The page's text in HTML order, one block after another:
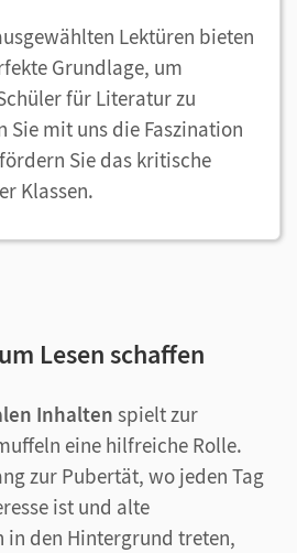
Lektüren bieten
Grundlage, um
für Literatur zu
Sie mit uns die Faszination
Sie das kritische
Klassen.
Lesen schaffen
Inhalten spielt zur
eine hilfreiche Rolle.
zur Pubertät, wo jeden Tag
ist und alte
in den Hintergrund treten,